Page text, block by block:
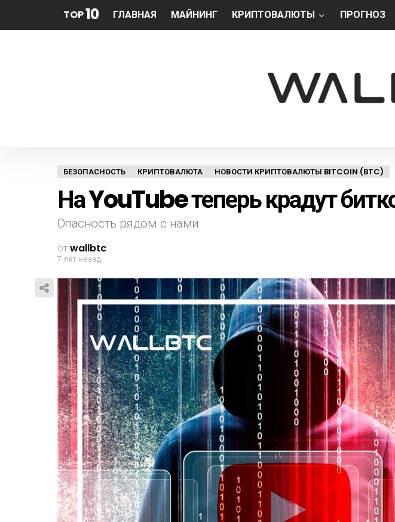
TOP10 ГЛАВНАЯ МАЙНИНГ КРИПТОВАЛЮТЫ ПРОГНОЗ
БЕЗОПАСНОСТЬ КРИПТОВАЛЮТА НОВОСТИ КРИПТОВАЛЮТЫ BITCOIN (BTC)
На YouTube теперь крадут
Опасность рядом с нами
отwallbtc
7 лет назад